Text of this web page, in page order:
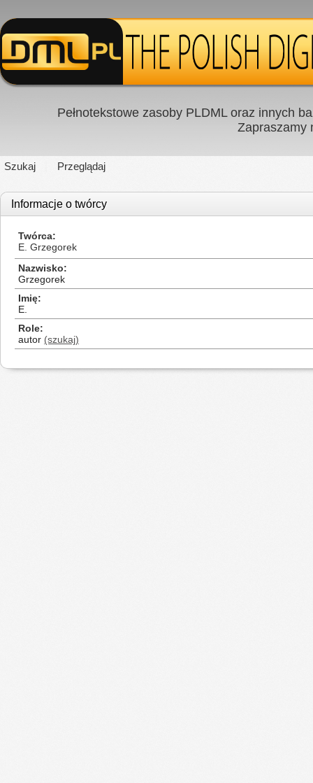
Pełnotekstowe zasoby PLDML oraz innych
Zapraszamy
Szukaj Przeglądaj
Informacje o twórcy
Twórca
E. Grzegorek
Nazwisko
Grzegorek
Imię
E.
Role
autor (szukaj)